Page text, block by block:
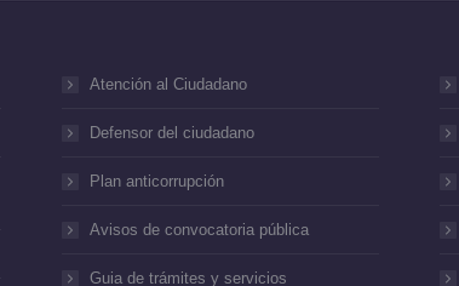
Atención al Ciudadano
Defensor del ciudadano
Plan anticorrupción
Avisos de convocatoria pública
Guia de trámites y servicios